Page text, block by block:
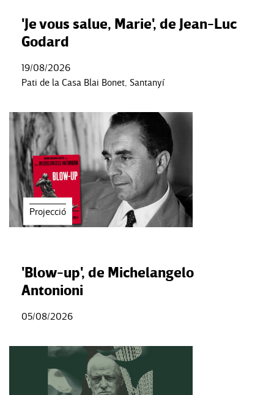
'Je vous salue, Marie', de Jean-Luc
Godard
19/08/2026
Pati de la Casa Blai Bonet, Santanyí
Projecció
'Blow-up', de Michelangelo
Antonioni
05/08/2026